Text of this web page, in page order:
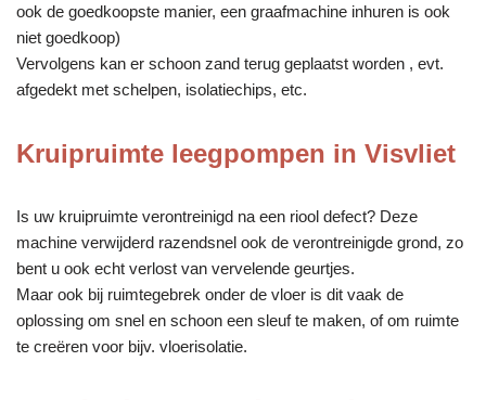
ook de goedkoopste manier, een graafmachine inhuren is ook
niet goedkoop)
Vervolgens kan er schoon zand terug geplaatst worden , evt.
afgedekt met schelpen, isolatiechips, etc.
Kruipruimte leegpompen in Visvliet
Is uw kruipruimte verontreinigd na een riool defect? Deze
machine verwijderd razendsnel ook de verontreinigde grond, zo
bent u ook echt verlost van vervelende geurtjes.
Maar ook bij ruimtegebrek onder de vloer is dit vaak de
oplossing om snel en schoon een sleuf te maken, of om ruimte
te creëren voor bijv. vloerisolatie.